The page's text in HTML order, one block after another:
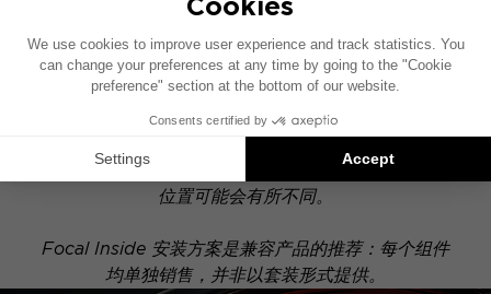
ACTIVE
您的车辆配有特定的高保真选装配置，图中所示组件的
位置可能会有所不同。
Focal Inside 安装方案是兼容产品的推荐：每个组件
均单独销售，并非以套装形式提供。